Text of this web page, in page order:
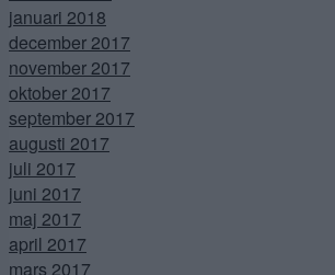
januari 2018
december 2017
november 2017
oktober 2017
september 2017
augusti 2017
juli 2017
juni 2017
maj 2017
april 2017
mars 2017